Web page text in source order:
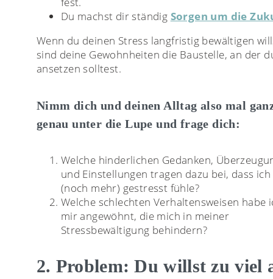
Du machst dir ständig Sorgen um die
Wenn du deinen Stress langfristig bewältigen
sind deine Gewohnheiten die Baustelle, an der
ansetzen solltest.
Nimm dich und deinen Alltag also mal
genau unter die Lupe und frage dich:
Welche hinderlichen Gedanken,
und Einstellungen tragen dazu bei, dass
(noch mehr) gestresst fühle?
Welche schlechten Verhaltensweisen habe
mir angewöhnt, die mich in meiner
Stressbewältigung behindern?
2. Problem: Du willst zu viel